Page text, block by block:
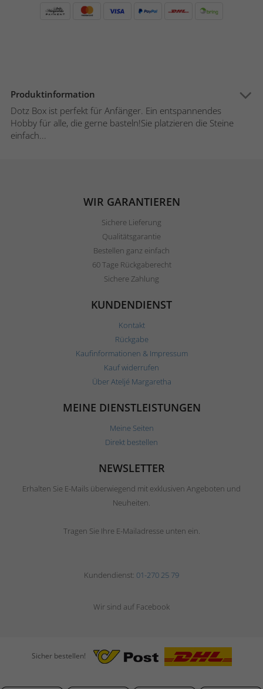
Produktinformation
Dotz Box ist perfekt für Anfänger. Ein entspannendes
Hobby für alle, die gerne basteln!Sie platzieren die Steine
einfach...
WIR GARANTIEREN
Sichere Lieferung
Qualitätsgarantie
Bestellen ganz einfach
60 Tage Rückgaberecht
Sichere Zahlung
KUNDENDIENST
Kontakt
Rückgabe
Kaufinformationen & Impressum
Kauf widerrufen
Über Ateljé Margaretha
MEINE DIENSTLEISTUNGEN
Meine Seiten
Direkt bestellen
NEWSLETTER
Erhalten Sie E-Mails überwiegend mit exklusiven Angeboten und
Neuheiten.
Tragen Sie Ihre E-Mailadresse unten ein.
Kundendienst: 01-270 25 79
Wir sind auf Facebook
Sicher bestellen!